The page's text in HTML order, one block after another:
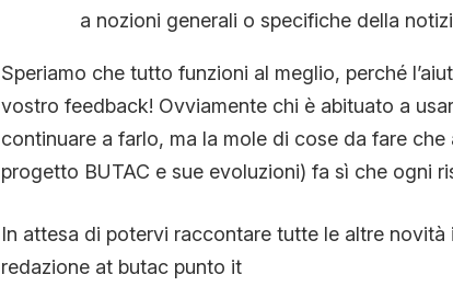
a nozioni generali o specifiche della
Speriamo che tutto funzioni al meglio, perché
vostro feedback! Ovviamente chi è abituato a
continuare a farlo, ma la mole di cose da fare
progetto BUTAC e sue evoluzioni) fa sì che ogni
In attesa di potervi raccontare tutte le altre novità
redazione at butac punto it